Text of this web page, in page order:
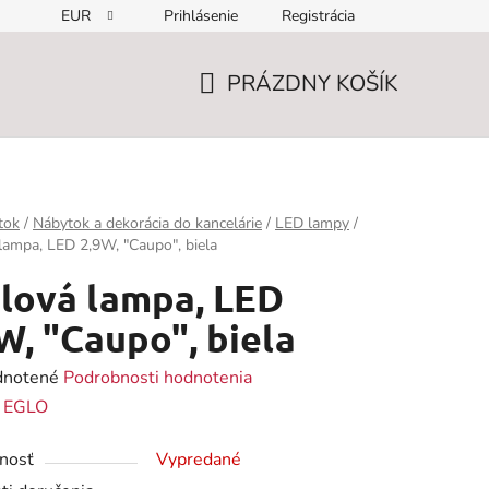
EUR Prihlásenie Registrácia
PRÁZDNY KOŠÍK
/ Nábytok a dekorácia do kancelárie / LED lampy /
LED 2,9W, "Caupo", biela
lampa, LED
"Caupo", biela
Podrobnosti hodnotenia
EGLO
Vypredané